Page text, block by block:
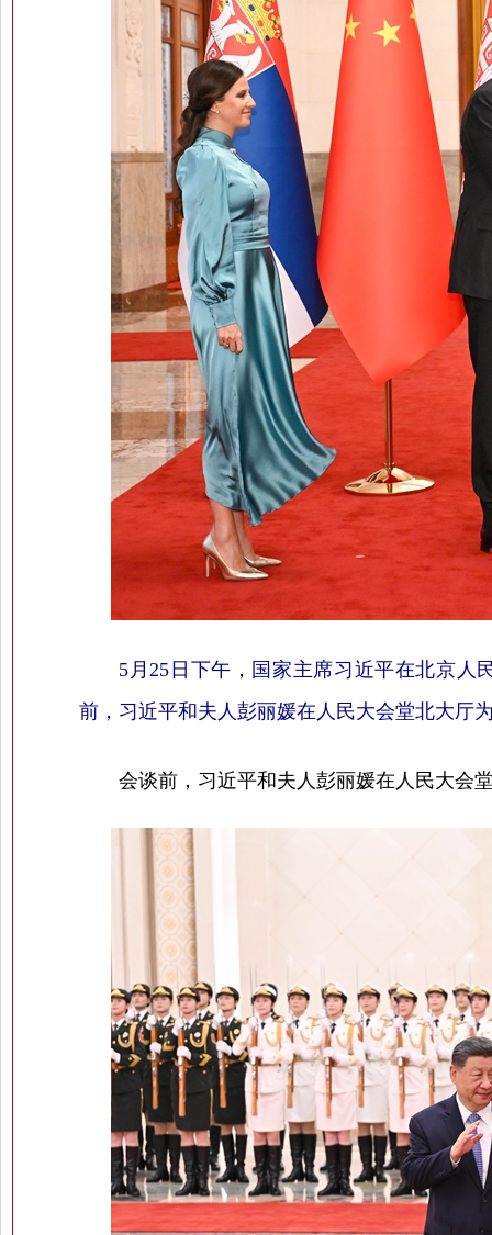
5月25日下午，国家主席习近平在北京人
前，习近平和夫人彭丽媛在人民大会堂北大厅
会谈前，习近平和夫人彭丽媛在人民大会